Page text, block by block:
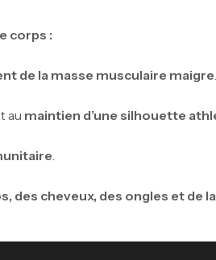
corps :
de la masse musculaire maigre
au maintien d’une silhouette
des cheveux, des ongles et de